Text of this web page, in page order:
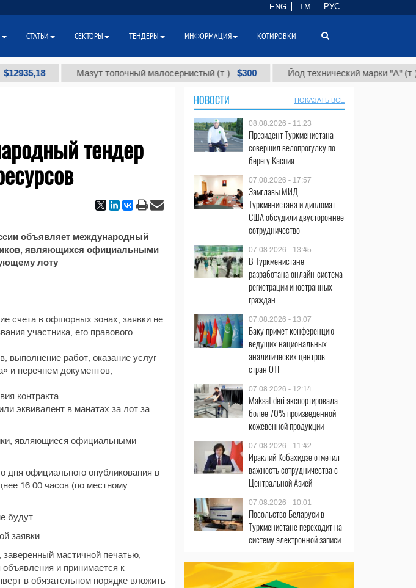
Мазут топочный малосернистый (т.) $300 Йод технический марки "А" (т.)
тендер
объявляет международный
являющихся официальными
лоту
счета в офшорных зонах, заявки не
участника, его правового
выполнение работ, оказание услуг
и перечнем документов,
контракта.
эквивалент в манатах за лот за
являющиеся официальными
дня официального опубликования в
16:00 часов (по местному
будут.
заявки.
мастичной печатью,
и принимается к
в обязательном порядке вложить
НОВОСТИ ПОКАЗАТЬ ВСЕ
08.08.2026 - 11:23
Президент Туркменистана
совершил велопрогулку по
берегу Каспия
07.08.2026 - 17:57
Замглавы МИД
Туркменистана и дипломат
США обсудили двустороннее
сотрудничество
07.08.2026 - 13:45
В Туркменистане
разработана онлайн-система
регистрации иностранных
граждан
07.08.2026 - 13:07
Баку примет конференцию
ведущих национальных
аналитических центров
стран ОТГ
07.08.2026 - 12:14
Maksat deri экспортировала
более 70% произведенной
кожевенной продукции
07.08.2026 - 11:42
Ираклий Кобахидзе отметил
важность сотрудничества с
Центральной Азией
07.08.2026 - 10:01
Посольство Беларуси в
Туркменистане переходит на
систему электронной записи
ENG TM РУС
СТАТЬИ СЕКТОРЫ ТЕНДЕРЫ ИНФОРМАЦИЯ КОТИРОВКИ